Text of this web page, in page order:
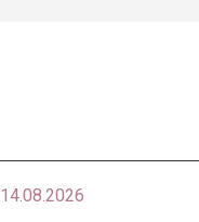
14.08.2026